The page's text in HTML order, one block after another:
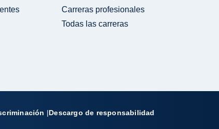
Carreras profesionales
Todas las carreras
|Descargo de responsabilidad